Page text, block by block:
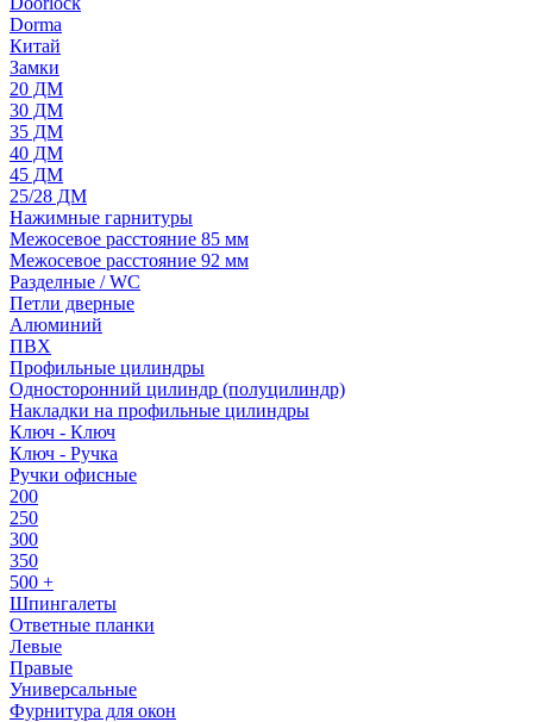
Dorma
Китай
Замки
20 ДМ
30 ДМ
35 ДМ
40 ДМ
45 ДМ
25/28 ДМ
Нажимные гарнитуры
Межосевое расстояние 85 мм
Межосевое расстояние 92 мм
Разделные / WC
Петли дверные
Алюминий
ПВХ
Профильные цилиндры
Односторонний цилиндр (полуцилиндр)
Накладки на профильные цилиндры
Ключ - Ключ
Ключ - Ручка
Ручки офисные
200
250
300
350
500 +
Шпингалеты
Ответные планки
Левые
Правые
Универсальные
Фурнитура для окон